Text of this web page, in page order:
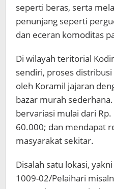
seperti beras, serta
penunjang seperti
dan eceran komoditas
Di wilayah teritorial
sendiri, proses distribusi
oleh Koramil jajaran
bazar murah
bervariasi mulai dari
60.000; dan mendapat
masyarakat sekitar.
Disalah satu lokasi,
1009-02/Pelaihari